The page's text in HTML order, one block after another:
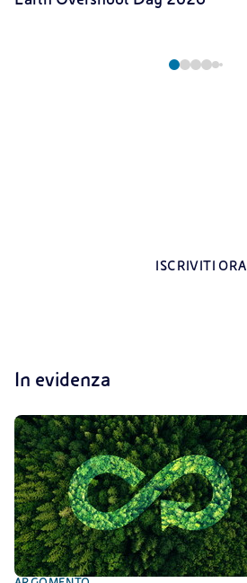
ISCRIVITI ORA
In evidenza